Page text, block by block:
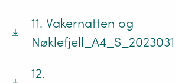
11. Vakernatten og
12.